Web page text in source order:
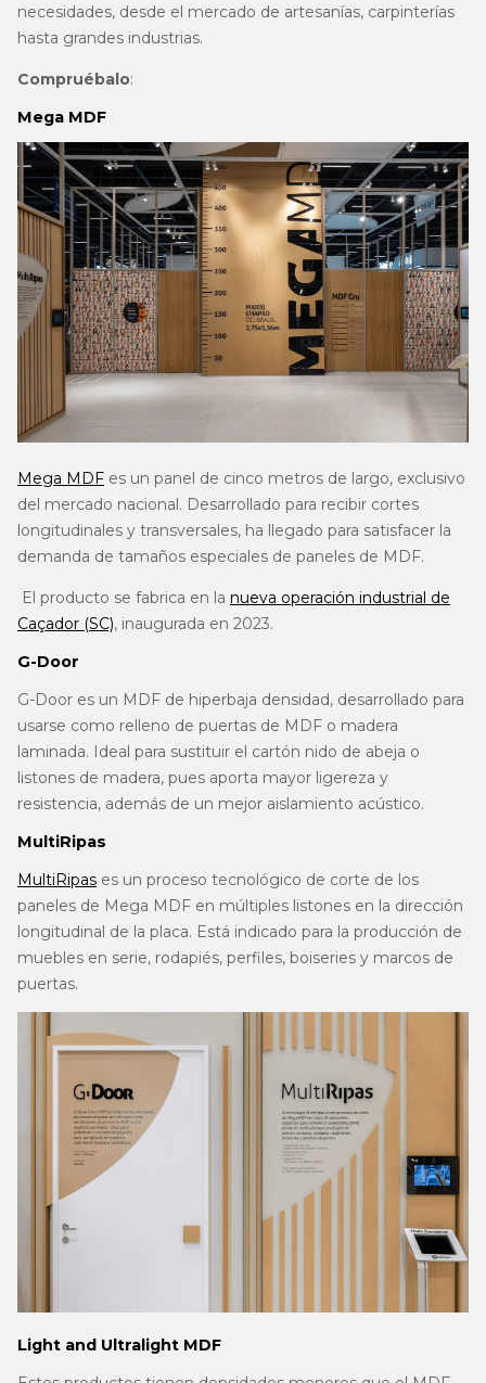
necesidades, desde el mercado de artesanías, carpinterías
hasta grandes industrias.
Compruébalo:
Mega MDF
Mega MDF es un panel de cinco metros de largo, exclusivo
del mercado nacional. Desarrollado para recibir cortes
longitudinales y transversales, ha llegado para satisfacer la
demanda de tamaños especiales de paneles de MDF.
El producto se fabrica en la nueva operación industrial de
Caçador (SC), inaugurada en 2023.
G-Door
G-Door es un MDF de hiperbaja densidad, desarrollado para
usarse como relleno de puertas de MDF o madera
laminada. Ideal para sustituir el cartón nido de abeja o
listones de madera, pues aporta mayor ligereza y
resistencia, además de un mejor aislamiento acústico.
MultiRipas
MultiRipas es un proceso tecnológico de corte de los
paneles de Mega MDF en múltiples listones en la dirección
longitudinal de la placa. Está indicado para la producción de
muebles en serie, rodapiés, perfiles, boiseries y marcos de
puertas.
Light and Ultralight MDF